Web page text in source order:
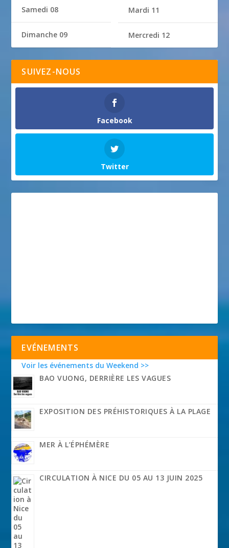
Samedi 08
Dimanche 09
Mardi 11
Mercredi 12
SUIVEZ-NOUS
Facebook
Twitter
EVÉNEMENTS
Voir les événements du Weekend >>
BAO VUONG, DERRIÈRE LES VAGUES
EXPOSITION DES PRÉHISTORIQUES À LA PLAGE
MER À L’ÉPHÉMÈRE
CIRCULATION À NICE DU 05 AU 13 JUIN 2025